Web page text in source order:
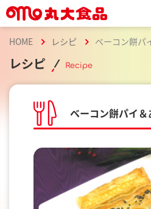
HOME レシピ ベーコン餅パ
レシピ Recipe
ベーコン餅パイ＆